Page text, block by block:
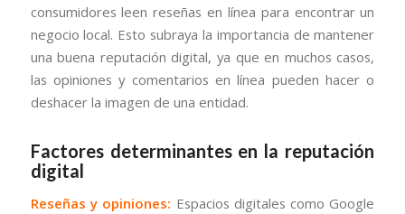
consumidores leen reseñas en línea para encontrar un
negocio local. Esto subraya la importancia de mantener
una buena reputación digital, ya que en muchos casos,
las opiniones y comentarios en línea pueden hacer o
deshacer la imagen de una entidad.
Factores determinantes en la reputación
digital
Reseñas y opiniones: Espacios digitales como Google